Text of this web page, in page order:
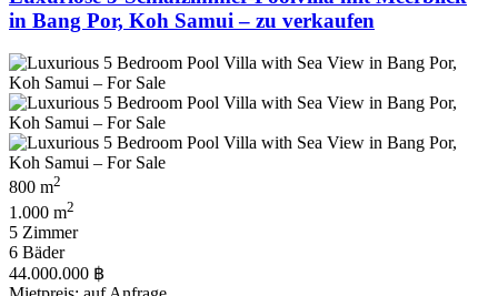
in Bang Por, Koh Samui – zu verkaufen
800 m2
1.000 m2
5 Zimmer
6 Bäder
44.000.000 ฿